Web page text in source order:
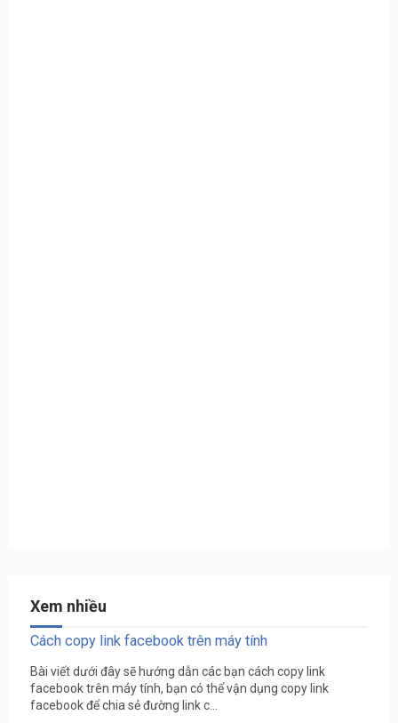
Xem nhiều
Cách copy link facebook trên máy tính
Bài viết dưới đây sẽ hướng dẫn các bạn cách copy link
facebook trên máy tính, bạn có thể vận dụng copy link
facebook để chia sẻ đường link c...